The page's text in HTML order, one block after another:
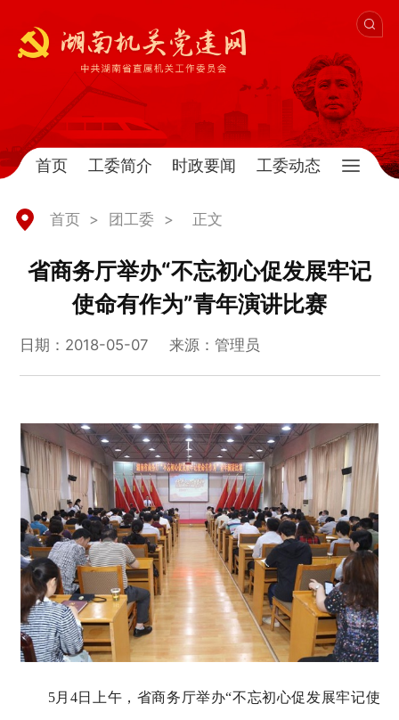
首页 工委简介 时政要闻 工委动态
首页 > 团工委 > 正文
省商务厅举办“不忘初心促发展牢记
使命有作为”青年演讲比赛
日期：2018-05-07 来源：管理员
5月4日上午，省商务厅举办“不忘初心促发展牢记使